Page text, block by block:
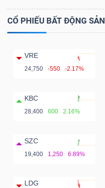
CỔ PHIẾU BẤT ĐỘNG SẢN
VRE
24,750 -550 -2.17%
KBC
28,400 600 2.16%
SZC
19,400 1,250 6.89%
LDG